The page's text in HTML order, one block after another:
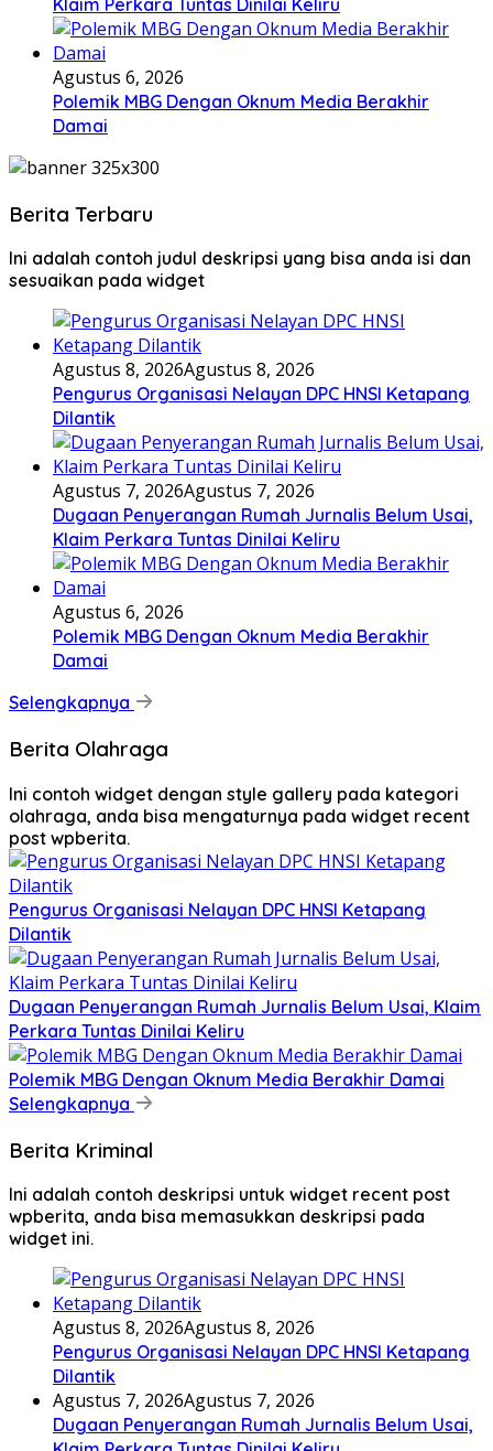
Agustus 6, 2026
Polemik MBG Dengan Oknum Media Berakhir
Damai
Berita Terbaru
Ini adalah contoh judul deskripsi yang bisa anda isi dan
sesuaikan pada widget
Agustus 8, 2026Agustus 8, 2026
Pengurus Organisasi Nelayan DPC HNSI Ketapang
Dilantik
Agustus 7, 2026Agustus 7, 2026
Dugaan Penyerangan Rumah Jurnalis Belum Usai,
Klaim Perkara Tuntas Dinilai Keliru
Agustus 6, 2026
Polemik MBG Dengan Oknum Media Berakhir
Damai
Selengkapnya
Berita Olahraga
Ini contoh widget dengan style gallery pada kategori
olahraga, anda bisa mengaturnya pada widget recent
post wpberita.
Pengurus Organisasi Nelayan DPC HNSI Ketapang
Dilantik
Dugaan Penyerangan Rumah Jurnalis Belum Usai, Klaim
Perkara Tuntas Dinilai Keliru
Polemik MBG Dengan Oknum Media Berakhir Damai
Selengkapnya
Berita Kriminal
Ini adalah contoh deskripsi untuk widget recent post
wpberita, anda bisa memasukkan deskripsi pada
widget ini.
Agustus 8, 2026Agustus 8, 2026
Pengurus Organisasi Nelayan DPC HNSI Ketapang
Dilantik
Agustus 7, 2026Agustus 7, 2026
Dugaan Penyerangan Rumah Jurnalis Belum Usai,